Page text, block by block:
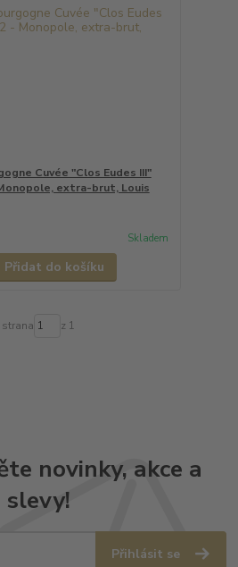
Cuvée "Clos Eudes III"
extra-brut, Louis
Skladem
Přidat do košíku
strana z 1
novinky, akce a
slevy!
Přihlásit se